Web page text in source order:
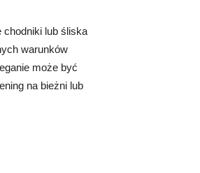
chodniki lub śliska
warunków
może być
na bieżni lub